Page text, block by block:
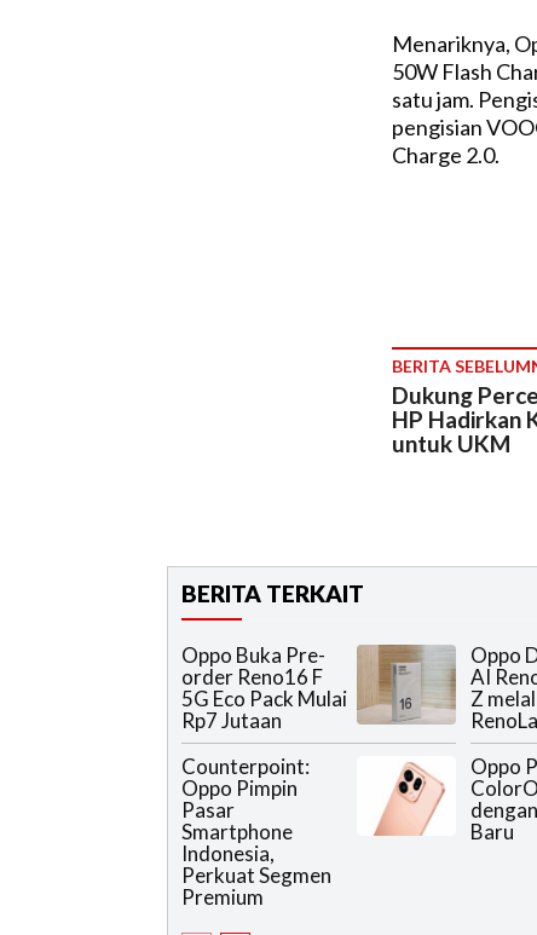
Menariknya,
50W Flash
satu jam.
pengisian
Charge 2.0.
BERITA
Dukung
HP Hadirkan
untuk UKM
BERITA TERKAIT
Oppo Buka Pre-
order Reno16 F
5G Eco Pack Mulai
Rp7 Jutaan
Oppo
AI
Z
Counterpoint:
Oppo Pimpin
Pasar
Smartphone
Indonesia,
Perkuat Segmen
Premium
Oppo
Baru